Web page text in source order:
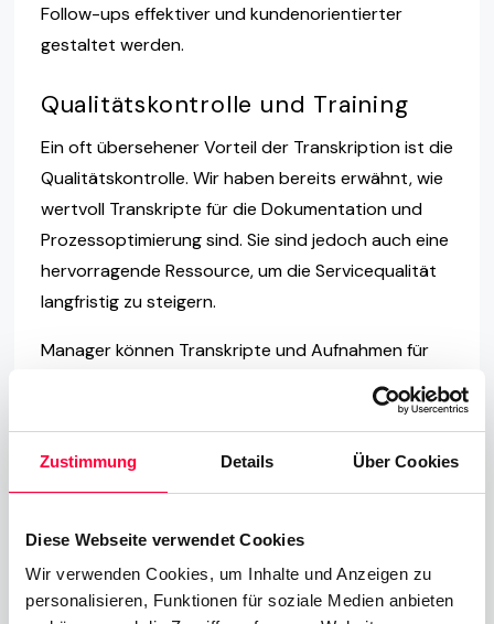
Zustimmung Details Über Cookies
Diese Webseite verwendet Cookies
Wir verwenden Cookies, um Inhalte und Anzeigen zu
personalisieren, Funktionen für soziale Medien anbieten
Follow-ups effektiver und kundenorientierter
gestaltet werden.
Qualitätskontrolle und Training
Ein oft übersehener Vorteil der Transkription ist die
Qualitätskontrolle. Wir haben bereits erwähnt, wie
wertvoll Transkripte für die Dokumentation und
Prozessoptimierung sind. Sie sind jedoch auch eine
hervorragende Ressource, um die Servicequalität
langfristig zu steigern.
Manager können Transkripte und Aufnahmen für
Schulungszwecke nutzen. Wenn ein Mitarbeiter
beispielsweise eine schwierige Kundenanfrage
zusammen mit der Aufnahme als Best Practice
um den richtigen Tonfall zu vermitteln, während
das Transkript dabei hilft, die inhaltliche Bedeutung
und Struktur des Gesprächs zu verdeutlichen.